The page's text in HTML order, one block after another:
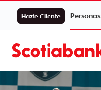
Hazte Cliente Personas